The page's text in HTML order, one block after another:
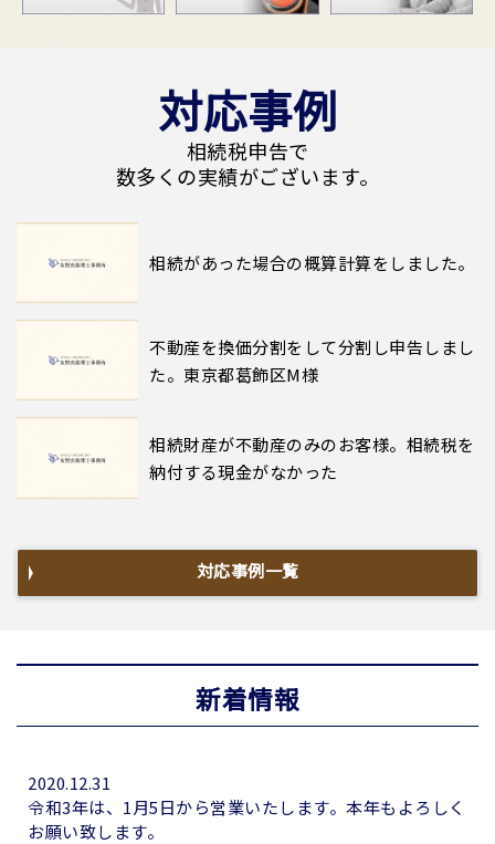
対応事例
相続税申告で
数多くの実績がございます。
相続があった場合の概算計算をしました。
不動産を換価分割をして分割し申告しまし
た。東京都葛飾区M様
相続財産が不動産のみのお客様。相続税を
納付する現金がなかった
対応事例一覧
新着情報
2020.12.31
令和3年は、1月5日から営業いたします。本年もよろしく
お願い致します。